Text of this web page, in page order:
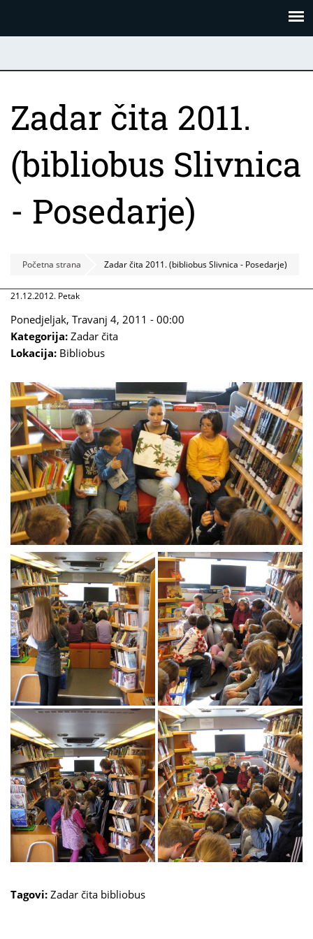
Zadar čita 2011.
(bibliobus Slivnica
- Posedarje)
Početna strana Zadar čita 2011. (bibliobus Slivnica - Posedarje)
21.12.2012. Petak
Ponedjeljak, Travanj 4, 2011 - 00:00
Kategorija: Zadar čita
Lokacija: Bibliobus
Tagovi: Zadar čita bibliobus